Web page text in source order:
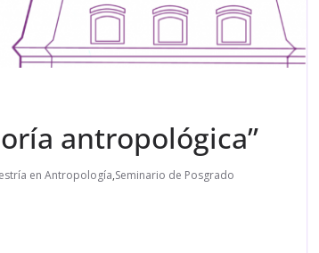
antropológica”
en Antropología,Seminario de Posgrado